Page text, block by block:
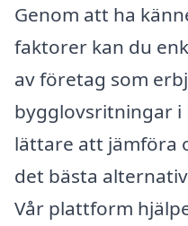
Genom att ha
faktorer kan du
av företag som
bygglovsritningar i
lättare att jämföra
det bästa
Vår plattform